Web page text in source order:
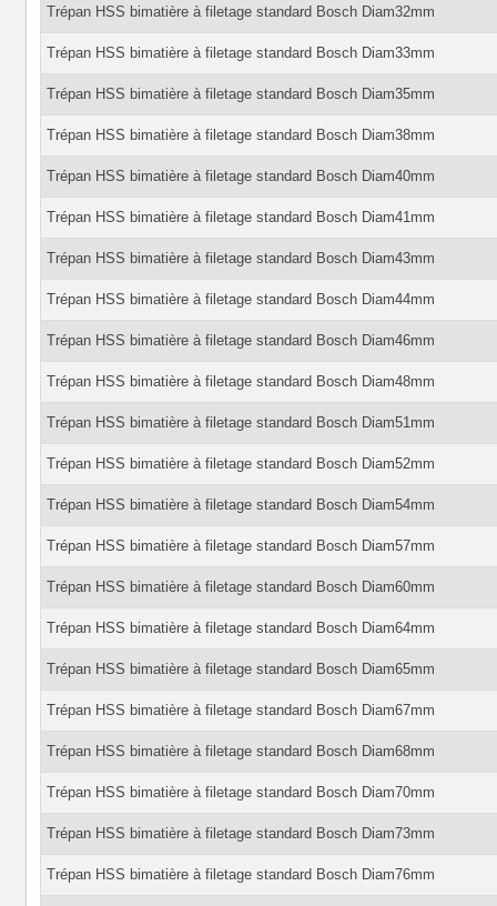
Trépan HSS bimatière à filetage standard Bosch Diam32mm
Trépan HSS bimatière à filetage standard Bosch Diam33mm
Trépan HSS bimatière à filetage standard Bosch Diam35mm
Trépan HSS bimatière à filetage standard Bosch Diam38mm
Trépan HSS bimatière à filetage standard Bosch Diam40mm
Trépan HSS bimatière à filetage standard Bosch Diam41mm
Trépan HSS bimatière à filetage standard Bosch Diam43mm
Trépan HSS bimatière à filetage standard Bosch Diam44mm
Trépan HSS bimatière à filetage standard Bosch Diam46mm
Trépan HSS bimatière à filetage standard Bosch Diam48mm
Trépan HSS bimatière à filetage standard Bosch Diam51mm
Trépan HSS bimatière à filetage standard Bosch Diam52mm
Trépan HSS bimatière à filetage standard Bosch Diam54mm
Trépan HSS bimatière à filetage standard Bosch Diam57mm
Trépan HSS bimatière à filetage standard Bosch Diam60mm
Trépan HSS bimatière à filetage standard Bosch Diam64mm
Trépan HSS bimatière à filetage standard Bosch Diam65mm
Trépan HSS bimatière à filetage standard Bosch Diam67mm
Trépan HSS bimatière à filetage standard Bosch Diam68mm
Trépan HSS bimatière à filetage standard Bosch Diam70mm
Trépan HSS bimatière à filetage standard Bosch Diam73mm
Trépan HSS bimatière à filetage standard Bosch Diam76mm